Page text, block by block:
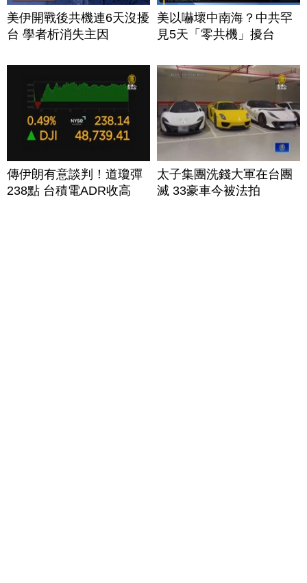
美伊開戰後共機連6天沒擾
台 學者析消失主因
美以嚇壞中南海？中共罕
見5天「零共機」擾台
傳伊朗有意談判！道瓊彈
238點 台積電ADR收高
太子集團洗錢大軍在台團
滅 33豪車今被法拍